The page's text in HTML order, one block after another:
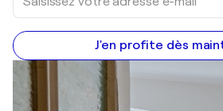
J'en profite dès